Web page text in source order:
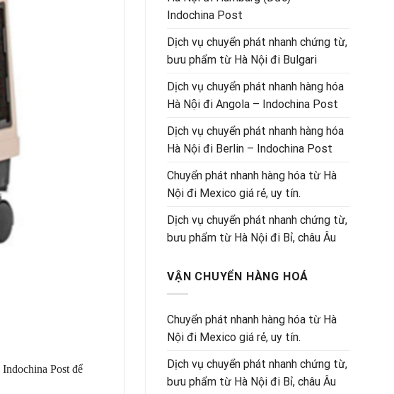
Indochina Post để
Indochina Post
Dịch vụ chuyển phát nhanh chứng từ,
bưu phẩm từ Hà Nội đi Bulgari
Dịch vụ chuyển phát nhanh hàng hóa
Hà Nội đi Angola – Indochina Post
Dịch vụ chuyển phát nhanh hàng hóa
Hà Nội đi Berlin – Indochina Post
Chuyển phát nhanh hàng hóa từ Hà
Nội đi Mexico giá rẻ, uy tín.
Dịch vụ chuyển phát nhanh chứng từ,
bưu phẩm từ Hà Nội đi Bỉ, châu Âu
VẬN CHUYỂN HÀNG HOÁ
Chuyển phát nhanh hàng hóa từ Hà
Nội đi Mexico giá rẻ, uy tín.
Dịch vụ chuyển phát nhanh chứng từ,
bưu phẩm từ Hà Nội đi Bỉ, châu Âu